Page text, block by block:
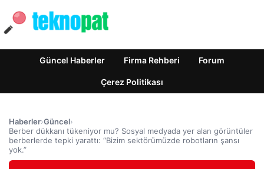
Güncel Haberler Firma Rehberi Forum
Çerez Politikası
Haberler›Güncel›
Berber dükkanı tükeniyor mu? Sosyal medyada yer alan görüntüler
berberlerde tepki yarattı: “Bizim sektörümüzde robotların şansı
yok.”